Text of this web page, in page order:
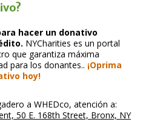
hacer un donativo
NYCharities es un portal
que garantiza máxima
para los donantes.. ¡Oprima
hoy!
a WHEDco, atención a:
50 E. 168th Street, Bronx, NY